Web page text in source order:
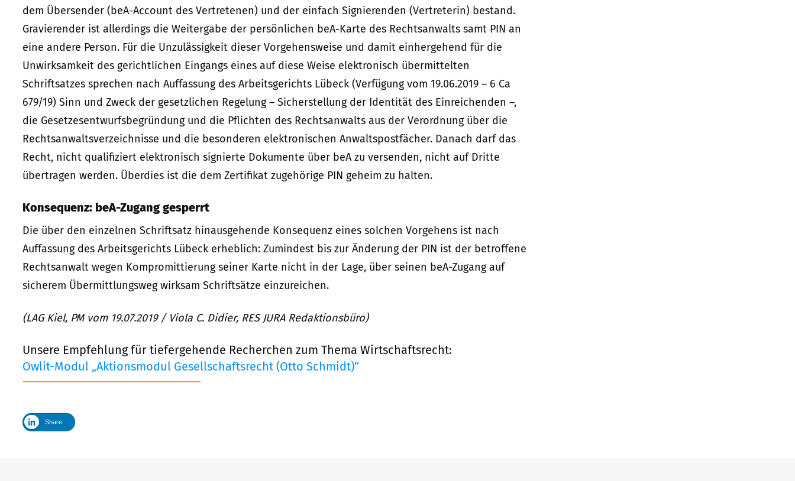
dem Übersender (beA-Account des Vertretenen) und der einfach Signierenden (Vertreterin) bestand.
Gravierender ist allerdings die Weitergabe der persönlichen beA-Karte des Rechtsanwalts samt PIN an
eine andere Person. Für die Unzulässigkeit dieser Vorgehensweise und damit einhergehend für die
Unwirksamkeit des gerichtlichen Eingangs eines auf diese Weise elektronisch übermittelten
Schriftsatzes sprechen nach Auffassung des Arbeitsgerichts Lübeck (Verfügung vom 19.06.2019 – 6 Ca
679/19) Sinn und Zweck der gesetzlichen Regelung – Sicherstellung der Identität des Einreichenden –,
die Gesetzesentwurfsbegründung und die Pflichten des Rechtsanwalts aus der Verordnung über die
Rechtsanwaltsverzeichnisse und die besonderen elektronischen Anwaltspostfächer. Danach darf das
Recht, nicht qualifiziert elektronisch signierte Dokumente über beA zu versenden, nicht auf Dritte
übertragen werden. Überdies ist die dem Zertifikat zugehörige PIN geheim zu halten.
Konsequenz: beA-Zugang gesperrt
Die über den einzelnen Schriftsatz hinausgehende Konsequenz eines solchen Vorgehens ist nach
Auffassung des Arbeitsgerichts Lübeck erheblich: Zumindest bis zur Änderung der PIN ist der betroffene
Rechtsanwalt wegen Kompromittierung seiner Karte nicht in der Lage, über seinen beA-Zugang auf
sicherem Übermittlungsweg wirksam Schriftsätze einzureichen.
(LAG Kiel, PM vom 19.07.2019 / Viola C. Didier, RES JURA Redaktionsbüro)
Unsere Empfehlung für tiefergehende Recherchen zum Thema Wirtschaftsrecht:
Owlit-Modul „Aktionsmodul Gesellschaftsrecht (Otto Schmidt)“
Share